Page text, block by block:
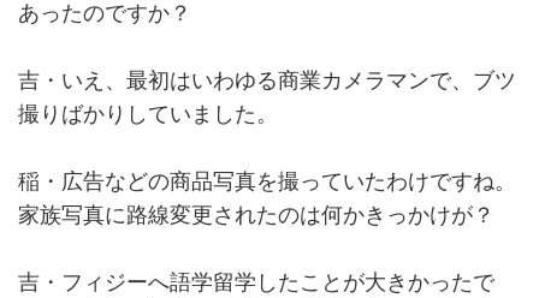
あったのですか？
吉・いえ、最初はいわゆる商業カメラマンで、ブツ
撮りばかりしていました。
稲・広告などの商品写真を撮っていたわけですね。
家族写真に路線変更されたのは何かきっかけが？
吉・フィジーへ語学留学したことが大きかったで